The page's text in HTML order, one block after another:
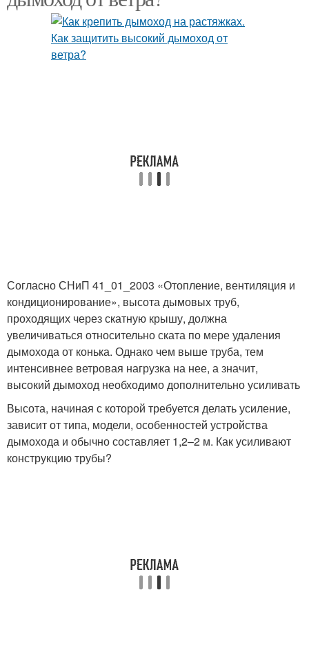
Согласно СНиП 41_01_2003 «Отопление, вентиляция и
кондиционирование», высота дымовых труб,
проходящих через скатную крышу, должна
увеличиваться относительно ската по мере удаления
дымохода от конька. Однако чем выше труба, тем
интенсивнее ветровая нагрузка на нее, а значит,
высокий дымоход необходимо дополнительно усиливать
Высота, начиная с которой требуется делать усиление,
зависит от типа, модели, особенностей устройства
дымохода и обычно составляет 1,2–2 м. Как усиливают
конструкцию трубы?